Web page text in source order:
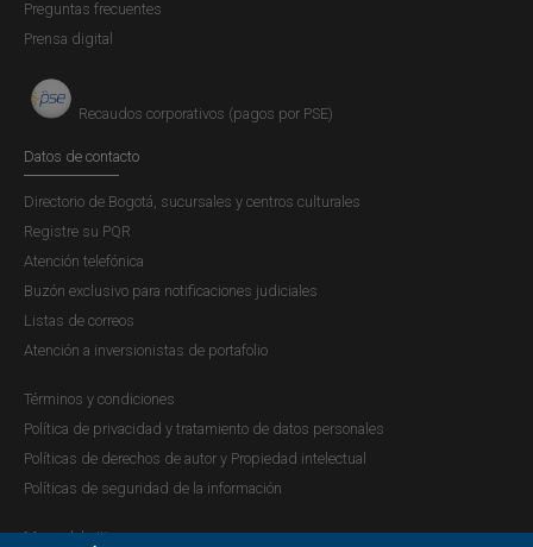
Preguntas frecuentes
Prensa digital
Recaudos corporativos (pagos por PSE)
Datos de contacto
Directorio de Bogotá, sucursales y centros culturales
Registre su PQR
Atención telefónica
Buzón exclusivo para notificaciones judiciales
Listas de correos
Atención a inversionistas de portafolio
Términos y condiciones
Política de privacidad y tratamiento de datos personales
Políticas de derechos de autor y Propiedad intelectual
Políticas de seguridad de la información
Mapa del sitio